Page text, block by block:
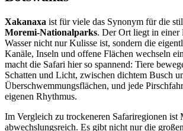
Xakanaxa ist für viele das Synonym für die
Moremi-Nationalparks. Der Ort liegt in einer
Wasser nicht nur Kulisse ist, sondern die
Kanäle, Inseln und offene Flächen wechseln
macht die Safari hier so spannend: Tiere
Schatten und Licht, zwischen dichtem Busch
Überschwemmungsflächen, und jede
eigenen Rhythmus.
Im Vergleich zu trockeneren Safariregionen ist
abwechslungsreich. Es gibt nicht nur die